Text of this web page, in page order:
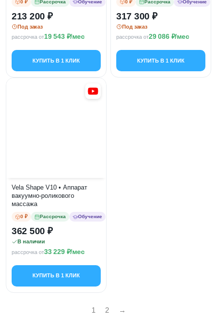
0 ₽ Рассрочка Обучение
213 200
Под заказ
рассрочка от19 543 /мес
КУПИТЬ В 1 КЛИК
0 ₽ Рассрочка Обучение
317 300
Под заказ
рассрочка от29 086 /мес
КУПИТЬ В 1 КЛИК
Vela Shape V10 • Аппарат
вакуумно-роликового
массажа
0 ₽ Рассрочка Обучение
362 500
В наличии
рассрочка от33 229 /мес
КУПИТЬ В 1 КЛИК
1 2 →